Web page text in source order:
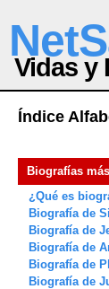
Vidas y
Índice
Biografías
¿Qué es
Biografía de
Biografía de
Biografía de
Biografía de
Biografía de